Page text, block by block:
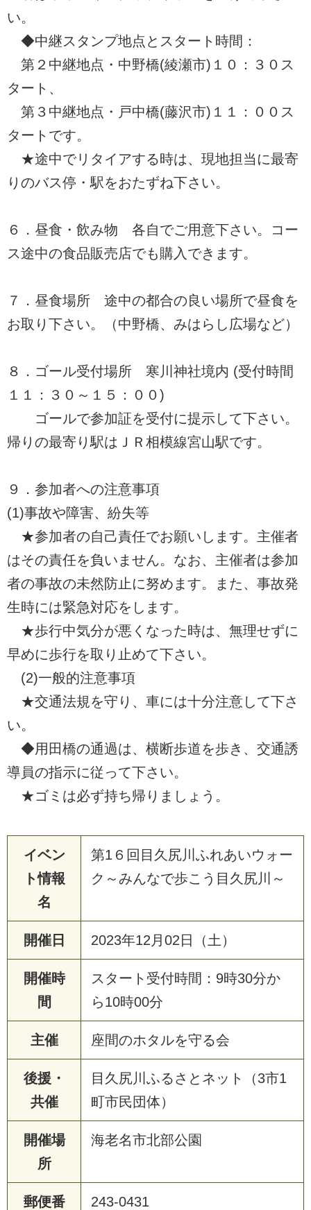
い。
◆中継スタンプ地点とスタート時間：
第２中継地点・中野橋(綾瀬市)１０：３０ス
タート、
第３中継地点・戸中橋(藤沢市)１１：００ス
タートです。
★途中でリタイアする時は、現地担当に最寄
りのバス停・駅をおたずね下さい。
６．昼食・飲み物 各自でご用意下さい。コー
ス途中の食品販売店でも購入できます。
７．昼食場所 途中の都合の良い場所で昼食を
お取り下さい。（中野橋、みはらし広場など）
８．ゴール受付場所 寒川神社境内 (受付時間
１１：３０～１５：００)
ゴールで参加証を受付に提示して下さい。
帰りの最寄り駅はＪＲ相模線宮山駅です。
９．参加者への注意事項
(1)事故や障害、紛失等
★参加者の自己責任でお願いします。主催者
はその責任を負いません。なお、主催者は参加
者の事故の未然防止に努めます。また、事故発
生時には緊急対応をします。
★歩行中気分が悪くなった時は、無理せずに
早めに歩行を取り止めて下さい。
(2)一般的注意事項
★交通法規を守り、車には十分注意して下さ
い。
◆用田橋の通過は、横断歩道を歩き、交通誘
導員の指示に従って下さい。
★ゴミは必ず持ち帰りましょう。
イベン
ト情報
名
第1６回目久尻川ふれあいウォー
ク～みんなで歩こう目久尻川～
開催日 2023年12月02日（土）
開催時
間
スタート受付時間：9時30分か
ら10時00分
主催 座間のホタルを守る会
後援・
共催
目久尻川ふるさとネット（3市1
町市民団体）
開催場
所
海老名市北部公園
郵便番
243-0431